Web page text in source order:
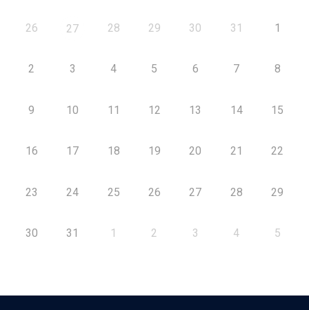
26 27 28 29 30 31 1
2 3 4 5 6 7 8
9 10 11 12 13 14 15
16 17 18 19 20 21 22
23 24 25 26 27 28 29
30 31 1 2 3 4 5